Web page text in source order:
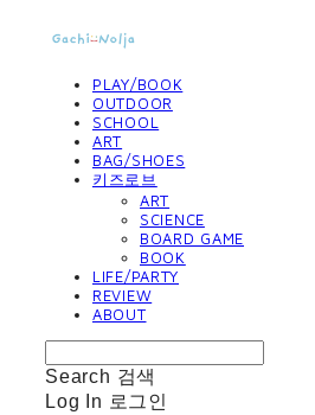
PLAY/BOOK
OUTDOOR
SCHOOL
ART
BAG/SHOES
키즈로브
ART
SCIENCE
BOARD GAME
BOOK
LIFE/PARTY
REVIEW
ABOUT
Search 검색
Log In 로그인